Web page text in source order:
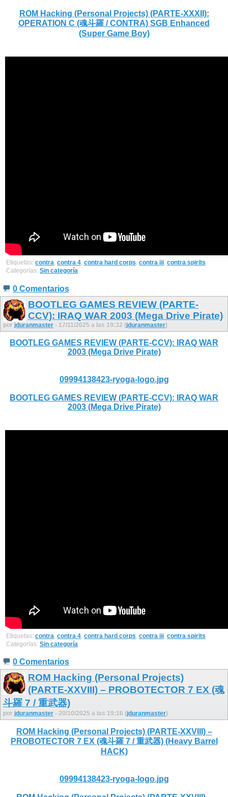
ROM Hacking (Personal Projects) (PARTE-XXXII):
OPERATION C (魂斗羅 / CONTRA) SGB Enhanced
(Super Game Boy)
Etiquetas: contra, contra 4, contra hard corps, contra iii, contra spirits
Categorías: Sin categoría
0 Comentarios
BOOTLEG GAMES REVIEW (PARTE-
CCV): IRAQ WAR 2003 (Mega Drive Pirate)
por jduranmaster - 17/11/2025 a las 19:32 (jduranmaster)
BOOTLEG GAMES REVIEW (PARTE-CCV): IRAQ WAR
2003 (Mega Drive Pirate)
09994138423-ryoga-logo.jpg
BOOTLEG GAMES REVIEW (PARTE-CCV): IRAQ WAR
2003 (Mega Drive Pirate)
Etiquetas: contra, contra 4, contra hard corps, contra iii, contra spirits
Categorías: Sin categoría
0 Comentarios
ROM Hacking (Personal Projects)
(PARTE-XXVIII) – PROBOTECTOR 7 EX (魂
斗羅 7 / 重武器)
por jduranmaster - 20/10/2025 a las 19:16 (jduranmaster)
ROM Hacking (Personal Projects) (PARTE-XXVIII) –
PROBOTECTOR 7 EX (魂斗羅 7 / 重武器) (Heavy Barrel
HACK)
09994138423-ryoga-logo.jpg